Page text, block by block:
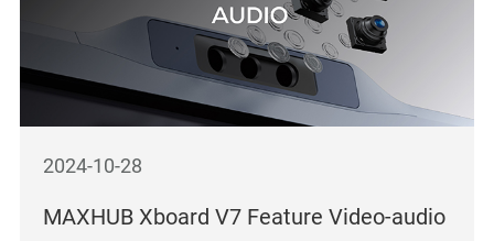
2024-10-28
MAXHUB Xboard V7 Feature Video-audio